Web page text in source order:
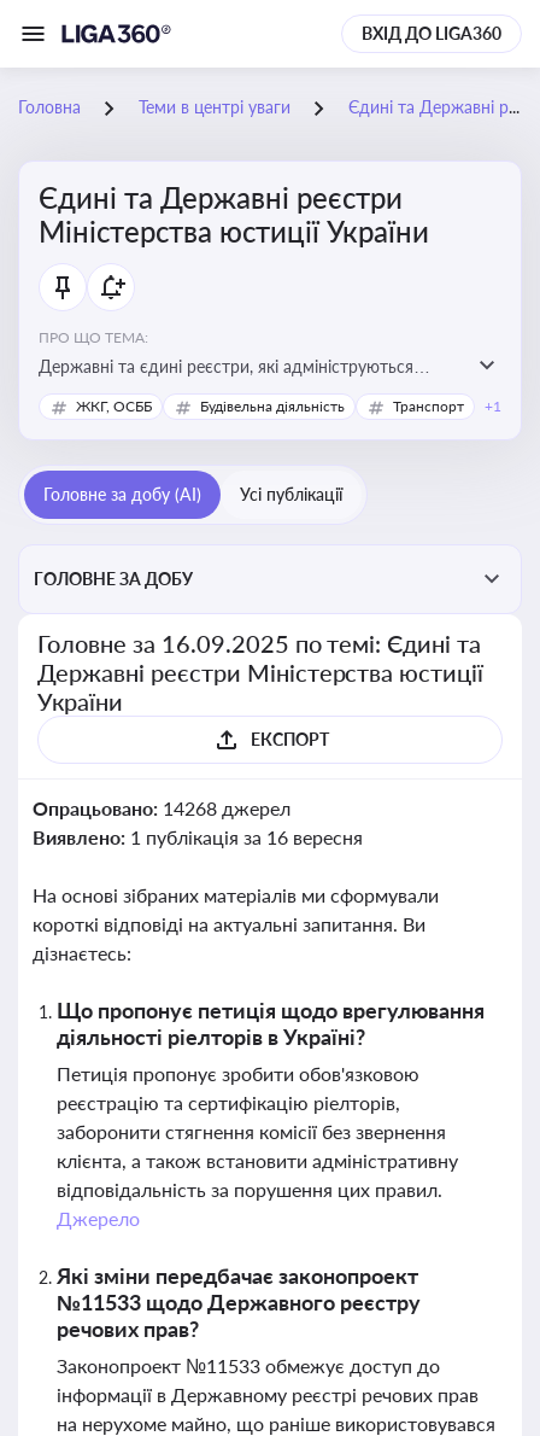
ВХІД ДО LIGA360
Головна Теми в центрі уваги Єдині та Державні реєстри Міністерства юстиції України
Єдині та Державні реєстри
Міністерства юстиції України
ПРО ЩО ТЕМА:
Державні та єдині реєстри, які адмініструються
Мінюстом України, і є ключовими інструментами для
юридичного захисту, ідентифікації прав, та
сімейних та майнових відносин
ЖКГ, ОСББ Будівельна діяльність Транспорт +1
Головне за добу (AI) Усі публікації
ГОЛОВНЕ ЗА ДОБУ
Головне за 16.09.2025 по темі: Єдині та
Державні реєстри Міністерства юстиції
України
ЕКСПОРТ
Опрацьовано: 14268 джерел
Виявлено: 1 публікація за 16 вересня
На основі зібраних матеріалів ми сформували
короткі відповіді на актуальні запитання. Ви
дізнаєтесь:
Що пропонує петиція щодо врегулювання
діяльності ріелторів в Україні?
Петиція пропонує зробити обов'язковою
реєстрацію та сертифікацію ріелторів,
заборонити стягнення комісії без звернення
клієнта, а також встановити адміністративну
відповідальність за порушення цих правил.
Джерело
Які зміни передбачає законопроект
№11533 щодо Державного реєстру
речових прав?
Законопроект №11533 обмежує доступ до
інформації в Державному реєстрі речових прав
на нерухоме майно, що раніше використовувався